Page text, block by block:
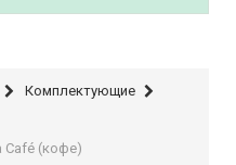
Комплектующие
Café (кофе)